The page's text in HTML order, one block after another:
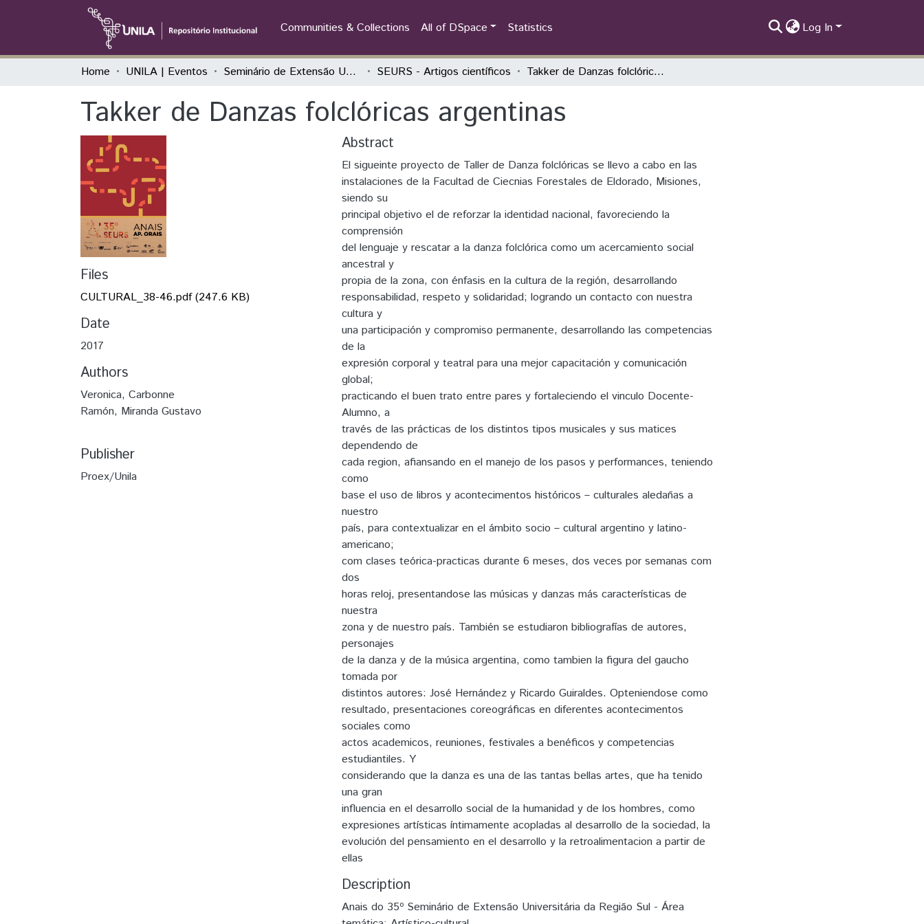
Communities & Collections All of DSpace Statistics Log In
Home UNILA | Eventos Seminário de Extensão Universitária da Região Sul (SEURS) SEURS - Artigos científicos Takker de Danzas folclóricas argentinas
Takker de Danzas folclóricas argentinas
Files
CULTURAL_38-46.pdf(247.6 KB)
Date
2017
Authors
Veronica, Carbonne
Ramón, Miranda Gustavo
Publisher
Proex/Unila
Abstract
El sigueinte proyecto de Taller de Danza folclóricas se llevo a cabo en las
instalaciones de la Facultad de Ciecnias Forestales de Eldorado, Misiones,
siendo su
principal objetivo el de reforzar la identidad nacional, favoreciendo la
comprensión
del lenguaje y rescatar a la danza folclórica como um acercamiento social
ancestral y
propia de la zona, con énfasis en la cultura de la región, desarrollando
responsabilidad, respeto y solidaridad; logrando un contacto con nuestra
cultura y
una participación y compromiso permanente, desarrollando las competencias
de la
expresión corporal y teatral para una mejor capacitación y comunicación
global;
practicando el buen trato entre pares y fortaleciendo el vinculo Docente-
Alumno, a
través de las prácticas de los distintos tipos musicales y sus matices
dependendo de
cada region, afiansando en el manejo de los pasos y performances, teniendo
como
base el uso de libros y acontecimentos históricos – culturales aledañas a
nuestro
país, para contextualizar en el ámbito socio – cultural argentino y latino-
americano;
com clases teórica-practicas durante 6 meses, dos veces por semanas com
dos
horas reloj, presentandose las músicas y danzas más características de
nuestra
zona y de nuestro país. También se estudiaron bibliografías de autores,
personajes
de la danza y de la música argentina, como tambien la figura del gaucho
tomada por
distintos autores: José Hernández y Ricardo Guiraldes. Opteniendose como
resultado, presentaciones coreográficas en diferentes acontecimentos
sociales como
actos academicos, reuniones, festivales a benéficos y competencias
estudiantiles. Y
considerando que la danza es una de las tantas bellas artes, que ha tenido
una gran
influencia en el desarrollo social de la humanidad y de los hombres, como
expresiones artísticas íntimamente acopladas al desarrollo de la sociedad, la
evolución del pensamiento en el desarrollo y la retroalimentacion a partir de
ellas
Description
Anais do 35º Seminário de Extensão Universitária da Região Sul - Área